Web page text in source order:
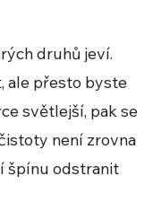
druhů jeví.
ale přesto byste
světlejší, pak se
není zrovna
špínu odstranit